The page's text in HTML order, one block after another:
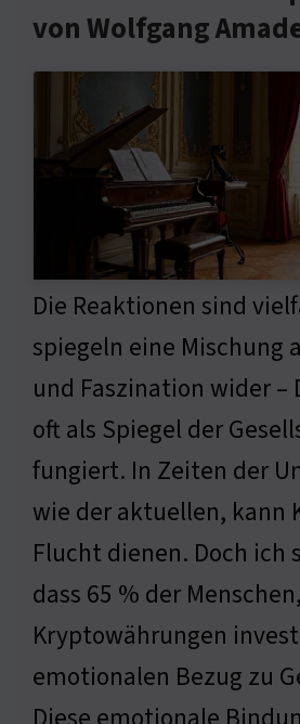
von Wolfgang
Die Reaktionen sind
spiegeln eine Mischung
und Faszination wider –
oft als Spiegel der
fungiert. In Zeiten der
wie der aktuellen, kann
Flucht dienen. Doch ich
dass 65 % der
Kryptowährungen
emotionalen Bezug zu